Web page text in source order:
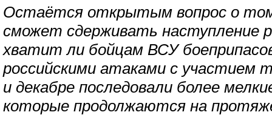
Остаётся открытым вопрос о
сможет сдерживать наступление
хватит ли бойцам ВСУ
российскими атаками с участием
и декабре последовали более
которые продолжаются на